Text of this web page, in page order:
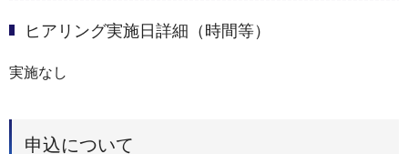
ヒアリング実施日詳細（時間等）
実施なし
申込について